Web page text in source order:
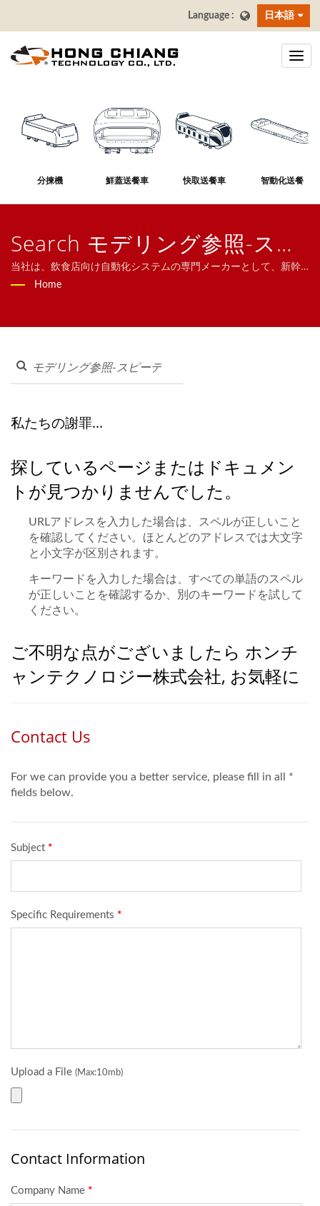
日本語
分揀機 鮮蓋送餐車 快取送餐車 智動化送餐
Search モデリング参照-スピ
ーディなレーシング配達車 |
会社
当社は、飲食店向け自動化システムの専門メーカーとして、新幹
線型配膳システム、配膳ロボット、コンベヤシステム、回転寿司
Home
私たちの謝罪...
探しているページまたはドキュメン
トが見つかりませんでした。
URLアドレスを入力した場合は、スペルが正しいこと
を確認してください。ほとんどのアドレスでは大文字
と小文字が区別されます。
キーワードを入力した場合は、すべての単語のスペル
が正しいことを確認するか、別のキーワードを試して
ください。
ご不明な点がございましたら ホンチ
ャンテクノロジー株式会社, お気軽に